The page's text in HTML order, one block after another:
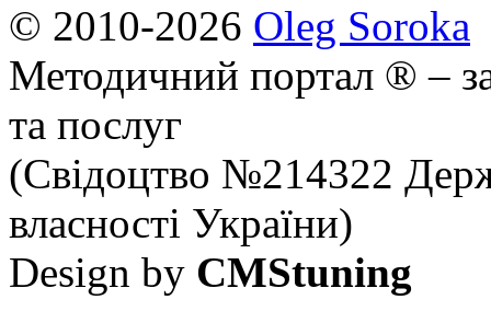
© 2010-2026 Oleg Soroka
Методичний портал ® –
та послуг
(Свідоцтво №214322
власності України)
Design by CMStuning